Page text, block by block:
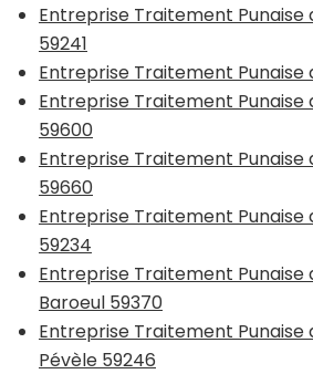
Entreprise Traitement Punaise
59241
Entreprise Traitement Punaise
Entreprise Traitement Punaise
59600
Entreprise Traitement Punaise
59660
Entreprise Traitement Punaise
59234
Entreprise Traitement Punaise
Baroeul 59370
Entreprise Traitement Punaise
Pévèle 59246